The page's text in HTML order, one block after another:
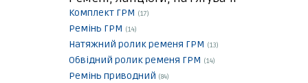
Комплект ГРМ (17)
Ремінь ГРМ (14)
Натяжний ролик ременя ГРМ (13)
Обвідний ролик ременя ГРМ (14)
Ремінь приводний (84)